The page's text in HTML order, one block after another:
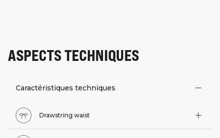
ASPECTS TECHNIQUES
Caractéristiques techniques
Drawstring waist